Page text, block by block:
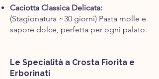
Caciotta Classica Delicata:
(Stagionatura ~30 giorni) Pasta molle e
sapore dolce, perfetta per ogni palato.​
Le Specialità a Crosta Fiorita e
Erborinati